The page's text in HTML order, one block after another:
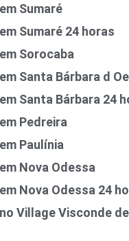
Sumaré
Sumaré 24 horas
Sorocaba
Santa Bárbara d
Santa Bárbara 24
Pedreira
Paulínia
Nova Odessa
Nova Odessa 24
Village Visconde